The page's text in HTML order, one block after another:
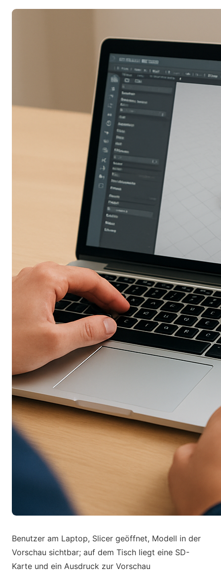
Benutzer am Laptop, Slicer geöffnet, Modell in der
Vorschau sichtbar; auf dem Tisch liegt eine SD-
Karte und ein Ausdruck zur Vorschau